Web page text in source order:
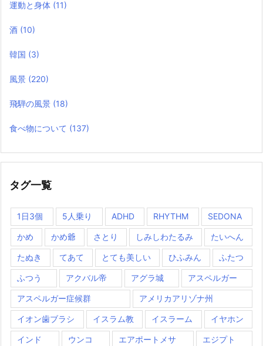
運動と身体 (11)
酒 (10)
韓国 (3)
風景 (220)
飛騨の風景 (18)
食べ物について (137)
タグ一覧
1日3個 5人乗り ADHD RHYTHM SEDONA
かめ かめ爺 さとり しみしわたるみ たいへん
たぬき てあて とても美しい ひふみん ふたつ
ふつう アクバル帝 アグラ城 アスペルガー
アスペルガー症候群 アメリカアリゾナ州
イオン歯ブラシ イスラム教 イスラーム イヤホン
インド ウンコ エアポートメサ エジプト